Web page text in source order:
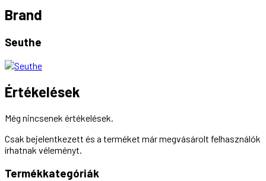
Brand
Seuthe
Értékelések
Még nincsenek értékelések.
Csak bejelentkezett és a terméket már megvásárolt felhasználók
írhatnak véleményt.
Termékkategóriák